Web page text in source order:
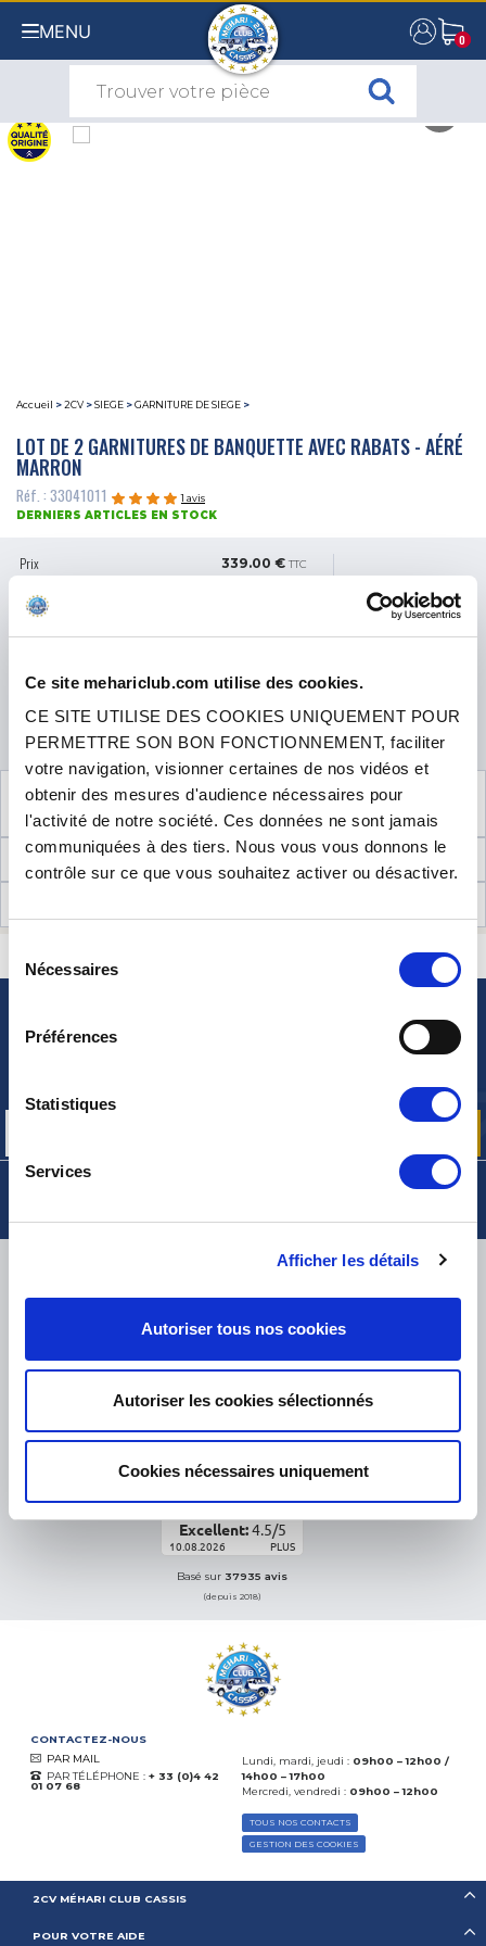
Ce site mehariclub.com utilise des cookies.
CE SITE UTILISE DES COOKIES UNIQUEMENT POUR
PERMETTRE SON BON FONCTIONNEMENT, faciliter
votre navigation, visionner certaines de nos vidéos et
obtenir des mesures d'audience nécessaires pour
l'activité de notre société. Ces données ne sont jamais
communiquées à des tiers. Nous vous vous donnons le
contrôle sur ce que vous souhaitez activer ou désactiver.
Nécessaires
Préférences
Statistiques
Services
Afficher les détails
Autoriser tous nos cookies
Autoriser les cookies sélectionnés
Cookies nécessaires uniquement
MENU 0
0
Accueil >2CV >SIEGE >GARNITURE DE SIEGE >
LOT DE 2 GARNITURES DE BANQUETTE AVEC RABATS - AÉRÉ
MARRON
Réf. : 33041011
1 avis
DERNIERS ARTICLES EN STOCK
Prix 339.00 € TTC
VOIR LE PRODUIT COMPLÉMENTAIRE
NÉCESSAIRE AU MONTAGE
INFORMATIONS TECHNIQUES
LIVRAISON
eKomi
COMPANY
Excellent:4.5/5
10.08.2026 PLUS
Basé sur 37935 avis
(depuis 2018)
CONTACTEZ-NOUS
PAR MAIL
PAR TÉLÉPHONE : + 33 (0)4 42
01 07 68
Lundi, mardi, jeudi : 09h00 – 12h00 /
14h00 – 17h00
Mercredi, vendredi : 09h00 – 12h00
TOUS NOS CONTACTS
GESTION DES COOKIES
2CV MÉHARI CLUB CASSIS
POUR VOTRE AIDE